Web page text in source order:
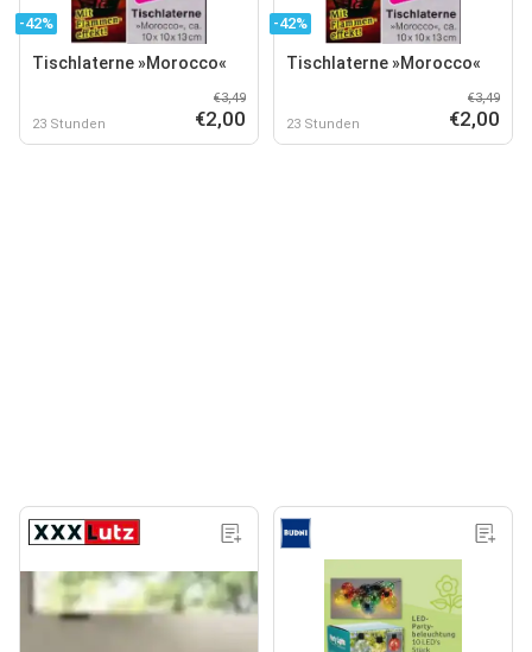
-42%
Tischlaterne »Morocco«
23 Stunden
€3,49
€2,00
-42%
Tischlaterne »Morocco«
23 Stunden
€3,49
€2,00